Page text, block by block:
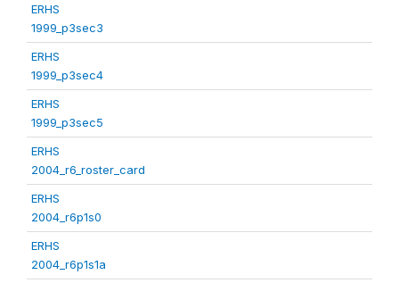
ERHS
1999_p3sec3
ERHS
1999_p3sec4
ERHS
1999_p3sec5
ERHS
2004_r6_roster_card
ERHS
2004_r6p1s0
ERHS
2004_r6p1s1a